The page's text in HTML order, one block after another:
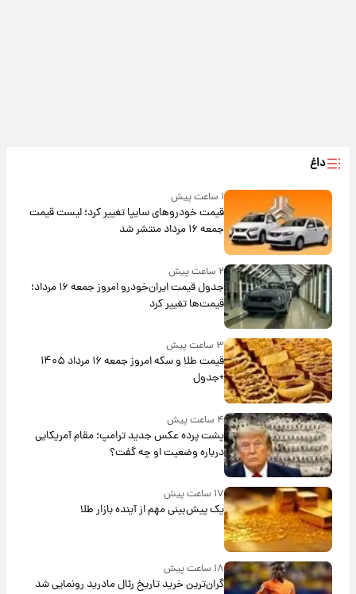
داغ
۱ ساعت پیش
قیمت خودروهای سایپا تغییر کرد؛ لیست قیمت
جمعه ۱۶ مرداد منتشر شد
۲ ساعت پیش
جدول قیمت ایران‌خودرو امروز جمعه ۱۶ مرداد؛
قیمت‌ها تغییر کرد
۳ ساعت پیش
قیمت طلا و سکه امروز جمعه ۱۶ مرداد ۱۴۰۵
+جدول
۴ ساعت پیش
پشت پرده عکس جدید ترامپ؛ مقام آمریکایی
درباره وضعیت او چه گفت؟
۱۷ ساعت پیش
یک پیش‌بینی مهم از آینده بازار طلا
۱۸ ساعت پیش
گران‌ترین خرید تاریخ رئال مادرید رونمایی شد